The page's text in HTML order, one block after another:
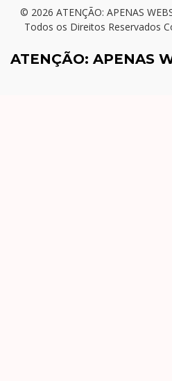
© 2026 ATENÇÃO: APENAS
Todos os Direitos Reservados
ATENÇÃO: APENAS